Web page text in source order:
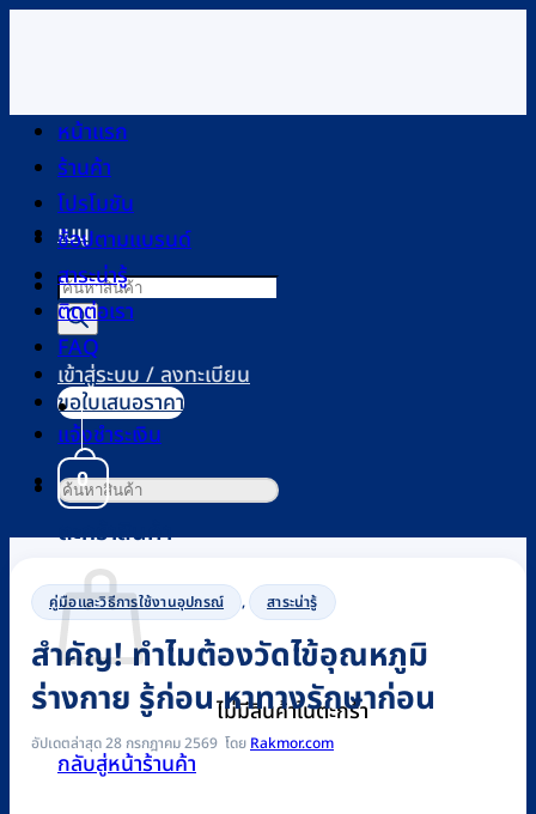
เนื้อหา
เมนู
Products
search
เข้าสู่ระบบ / ลงทะเบียน
0
ตะกร้าสินค้า
ไม่มีสินค้าในตะกร้า
กลับสู่หน้าร้านค้า
หน้าแรก
ร้านค้า
โปรโมชัน
ช้อปตามแบรนด์
สาระน่ารู้
ติดต่อเรา
FAQ
ขอใบเสนอราคา
แจ้งชำระเงิน
ค้นหา:
คู่มือและวิธีการใช้งานอุปกรณ์ , สาระน่ารู้
สำคัญ! ทำไมต้องวัดไข้อุณหภูมิ
ร่างกาย รู้ก่อน หาทางรักษาก่อน
อัปเดตล่าสุด 28 กรกฎาคม 2569 Rakmor.com